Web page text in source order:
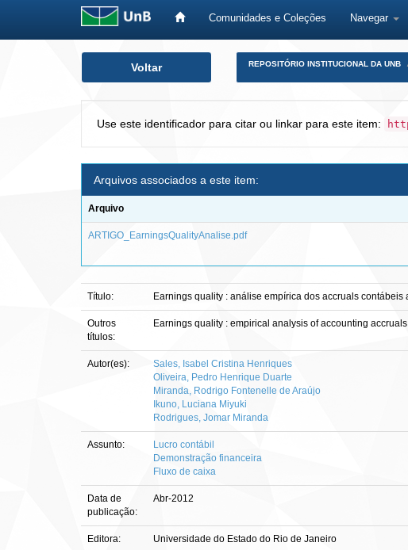
Comunidades e Coleções Navegar
Voltar REPOSITÓRIO INSTITUCIONAL DA UNB
Use este identificador para citar ou linkar para este item:
Arquivos associados a este item:
Arquivo
ARTIGO_EarningsQualityAnalise.pdf
Título: Earnings quality : análise empírica dos accruals
Outros
títulos:
Earnings quality : empirical analysis of accounting
Autor(es):
Sales, Isabel Cristina Henriques
Oliveira, Pedro Henrique Duarte
Miranda, Rodrigo Fontenelle de Araújo
Ikuno, Luciana Miyuki
Rodrigues, Jomar Miranda
Assunto:
Lucro contábil
Demonstração financeira
Fluxo de caixa
Data de
publicação:
Abr-2012
Editora: Universidade do Estado do Rio de Janeiro